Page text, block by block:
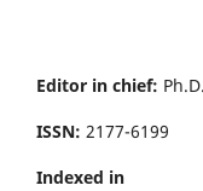
Editor in chief:
ISSN: 2177-6199
Indexed in